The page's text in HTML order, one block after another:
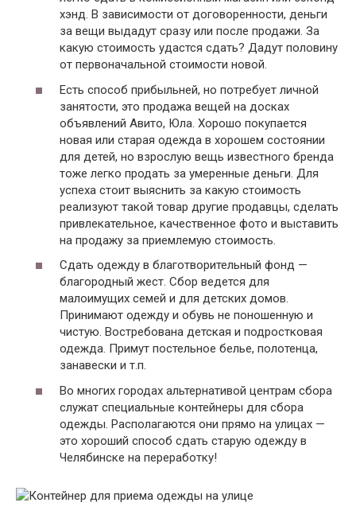
хэнд. В зависимости от договоренности, деньги
за вещи выдадут сразу или после продажи. За
какую стоимость удастся сдать? Дадут половину
от первоначальной стоимости новой.
Есть способ прибыльней, но потребует личной
занятости, это продажа вещей на досках
объявлений Авито, Юла. Хорошо покупается
новая или старая одежда в хорошем состоянии
для детей, но взрослую вещь известного бренда
тоже легко продать за умеренные деньги. Для
успеха стоит выяснить за какую стоимость
реализуют такой товар другие продавцы, сделать
привлекательное, качественное фото и выставить
на продажу за приемлемую стоимость.
Сдать одежду в благотворительный фонд —
благородный жест. Сбор ведется для
малоимущих семей и для детских домов.
Принимают одежду и обувь не поношенную и
чистую. Востребована детская и подростковая
одежда. Примут постельное белье, полотенца,
занавески и т.п.
Во многих городах альтернативой центрам сбора
служат специальные контейнеры для сбора
одежды. Располагаются они прямо на улицах —
это хороший способ сдать старую одежду в
Челябинске на переработку!